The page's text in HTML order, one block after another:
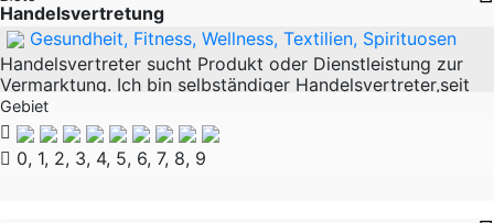
Handelsvertretung
Gesundheit, Fitness, Wellness, Textilien, Spirituosen
Handelsvertreter sucht Produkt oder Dienstleistung zur
Vermarktung. Ich bin selbständiger Handelsvertreter,seit
1994 im Vertrieb,Handel tätig und suche nach einer
neuen,lukrativen
Gebiet
0, 1, 2, 3, 4, 5, 6, 7, 8, 9